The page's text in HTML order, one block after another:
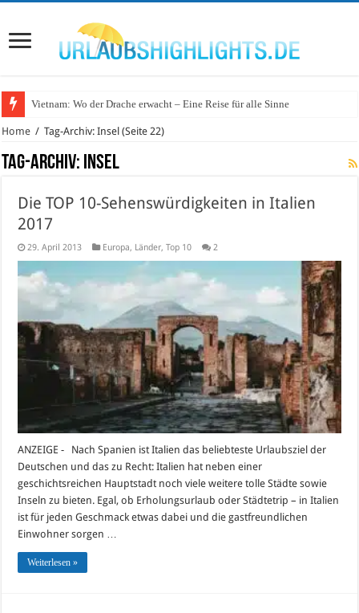
Vietnam: Wo der Drache erwacht – Eine Reise für alle Sinne
Wo lohnt sich Urlaub auf dem Wasser in Deutschland?
Home / Tag-Archiv: Insel (Seite 22)
Tag-Archiv: Insel
Die TOP 10-Sehenswürdigkeiten in Italien
2017
29. April 2013 Europa, Länder,Top 10 2
ANZEIGE - Nach Spanien ist Italien das beliebteste Urlaubsziel der
Deutschen und das zu Recht: Italien hat neben einer
geschichtsreichen Hauptstadt noch viele weitere tolle Städte sowie
Inseln zu bieten. Egal, ob Erholungsurlaub oder Städtetrip – in Italien
ist für jeden Geschmack etwas dabei und die gastfreundlichen
Einwohner sorgen …
Weiterlesen »